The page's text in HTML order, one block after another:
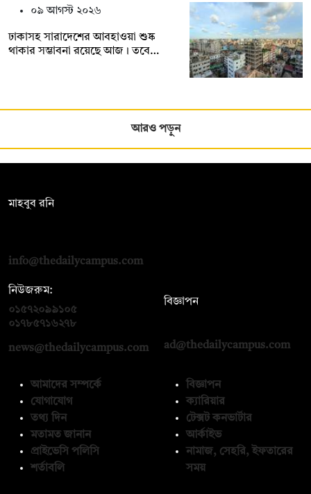
০৯ আগস্ট ২০২৬
ঢাকাসহ সারাদেশের আবহাওয়া শুষ্ক
থাকার সম্ভাবনা রয়েছে আজ। তবে…
আরও পড়ুন
মাহবুব রনি
info@thedailycampus.com
নিউজরুম:
০১৫৭২০৯৯১০৫
০১৭৮৫৭১৬২৭৮
news@thedailycampus.com
বিজ্ঞাপন
ad@thedailycampus.com
আমাদের সম্পর্কে
যোগাযোগ
তথ্য দিন
মতামত জানান
প্রাইভেসি পলিসি
শর্তাবলি
বিজ্ঞাপন
ক্যারিয়ার
টেক্সট কনভার্টার
আর্কাইভ
নামাজ, সেহরি, ইফতারের
সময়